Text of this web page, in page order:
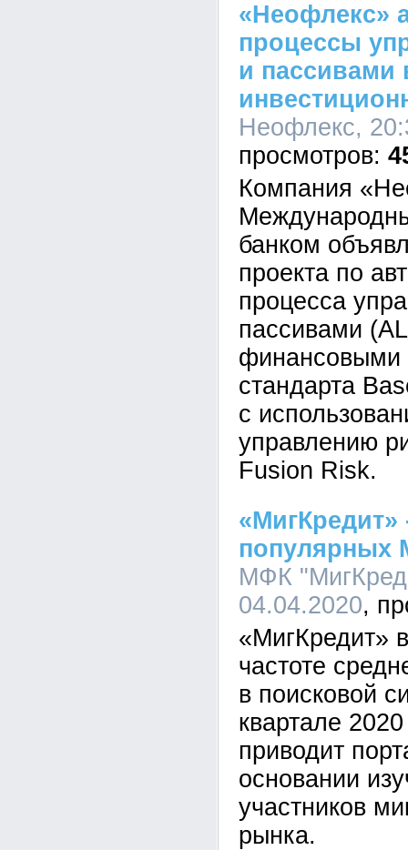
«Неофлекс»
процессы
и
Неофлекс,
Компания
банком
проекта по
процесса
пассивами
финансовыми
стандарта
с
управлению
Fusion Risk.
популярных
МФК
04.04.2020
«МигКредит»
частоте
в поисковой
квартале
приводит
основании
участников
рынка.